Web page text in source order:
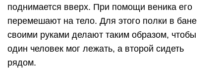
поднимается вверх. При помощи веника его
перемешают на тело. Для этого полки в бане
своими руками делают таким образом, чтобы
один человек мог лежать, а второй сидеть
рядом.